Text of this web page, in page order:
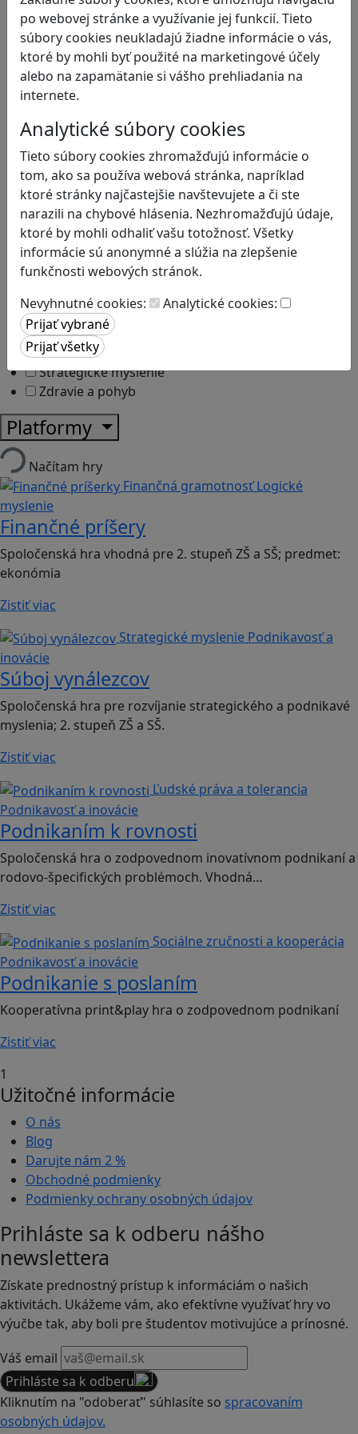
po webovej stránke a využívanie jej funkcií. Tieto
súbory cookies neukladajú žiadne informácie o vás,
ktoré by mohli byť použité na marketingové účely
alebo na zapamätanie si vášho prehliadania na
internete.
Analytické súbory cookies
Tieto súbory cookies zhromažďujú informácie o
tom, ako sa používa webová stránka, napríklad
ktoré stránky najčastejšie navštevujete a či ste
narazili na chybové hlásenia. Nezhromažďujú údaje,
ktoré by mohli odhaliť vašu totožnosť. Všetky
informácie sú anonymné a slúžia na zlepšenie
funkčnosti webových stránok.
Nevyhnutné cookies:
Analytické cookies:
Bezpečnosť na internete
Čítanie s porozumením
Digitálna rovnováha
Ekológia
Emočná inteligencia
Finančná gramotnosť
Globálne vzdelávanie
Kreativita
Kritické myslenie
Kultúrne dedičstvo
Kyberšikana
Logické myslenie
Ľudské práva a tolerancia
Mediálna gramotnosť
Motorika a koncentrácia
Podnikavosť a inovácie
Prírodné vedy / STEM
Programovanie/Technika
Sociálne zručnosti a kooperácia
Strategické myslenie
Zdravie a pohyb
Platformy
Načítam hry
Finančná gramotnosťLogické
myslenie
Finančné príšery
Spoločenská hra vhodná pre 2. stupeň ZŠ a SŠ; predmet:
ekonómia
Zistiť viac
Strategické myslenie Podnikavosť a
inovácie
Súboj vynálezcov
Spoločenská hra pre rozvíjanie strategického a podnikavé
myslenia; 2. stupeň ZŠ a SŠ.
Zistiť viac
Ľudské práva a tolerancia
Podnikavosť a inovácie
Podnikaním k rovnosti
Spoločenská hra o zodpovednom inovatívnom podnikaní a
rodovo-špecifických problémoch. Vhodná…
Zistiť viac
Sociálne zručnosti a kooperácia
Podnikavosť a inovácie
Podnikanie s poslaním
Kooperatívna print&play hra o zodpovednom podnikaní
Zistiť viac
1
Užitočné informácie
O nás
Blog
Darujte nám 2 %
Obchodné podmienky
Podmienky ochrany osobných údajov
Prihláste sa k odberu nášho
newslettera
Získate prednostný prístup k informáciám o našich
aktivitách. Ukážeme vám, ako efektívne využívať hry vo
výučbe tak, aby boli pre študentov motivujúce a prínosné.
Váš email
Prihláste sa k odberu
Kliknutím na "odoberať" súhlasíte so spracovaním
osobných údajov.